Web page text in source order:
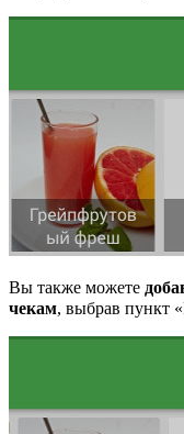
Вы также можете
чекам, выбрав пункт